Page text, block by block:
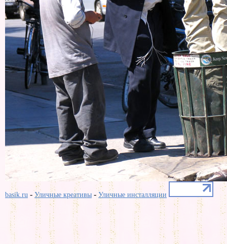
basik.ru - Уличные креативы - Уличные инсталляции